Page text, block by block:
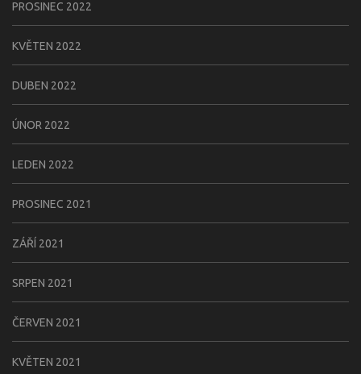
PROSINEC 2022
KVĚTEN 2022
DUBEN 2022
ÚNOR 2022
LEDEN 2022
PROSINEC 2021
ZÁŘÍ 2021
SRPEN 2021
ČERVEN 2021
KVĚTEN 2021